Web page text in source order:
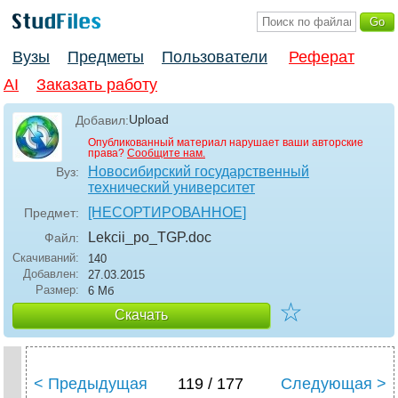
Вузы Предметы Пользователи
Реферат
AI
Заказать работу
Добавил:Upload
Опубликованный материал нарушает ваши авторские
права? Сообщите нам.
Вуз:
Новосибирский государственный
технический университет
Предмет: [НЕСОРТИРОВАННОЕ]
Файл: Lekcii_po_TGP.doc
Скачиваний:
140
Добавлен:
27.03.2015
Размер:
6 Мб
Скачать ☆
< Предыдущая 119 / 177 Следующая >